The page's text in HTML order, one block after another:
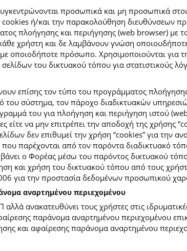
προσωπικά και μη προσωπικά
cookies ή/και την παρακολούθηση διευθύνσεων
πλοήγησης και περιήγησης (web browser) με
χρήστη και δε λαμβάνουν γνώση
οποιοδήποτε πρόσωπο. Χρησιμοποιούνται
του δικτυακού τόπου για στατιστικούς
επίσης τον τύπο του προγράμματος
του σύστημα, τον πάροχο διαδικτυακών
του για πλοήγηση και περιήγηση ιστού
είτε να μην επιτρέπει την αποδοχή της
δεν επιθυμεί την χρήση “cookies” για την
που παρέχονται από τον παρόντα
ο Φορέας μέσω του παρόντος δικτυακού
και χρήση του δικτυακού τόπου από τους
για την προστασία δεδομένων προσωπικού
αναρτημένου περιεχομένου
ανακατευθύνει τους χρήστες στις
παράνομα αναρτημένου περιεχομένου
και αφαίρεσης παράνομα αναρτημένου